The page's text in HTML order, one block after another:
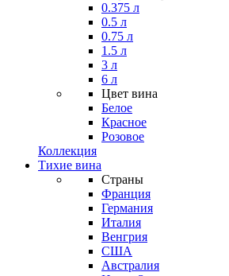
0.375 л
0.5 л
0.75 л
1.5 л
3 л
6 л
Цвет вина
Белое
Красное
Розовое
Коллекция
Тихие вина
Страны
Франция
Германия
Италия
Венгрия
США
Австралия